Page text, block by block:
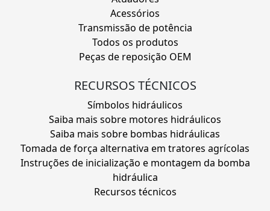
Acessórios
Transmissão de potência
Todos os produtos
Peças de reposição OEM
RECURSOS TÉCNICOS
Símbolos hidráulicos
Saiba mais sobre motores hidráulicos
Saiba mais sobre bombas hidráulicas
Tomada de força alternativa em tratores agrícolas
Instruções de inicialização e montagem da bomba
hidráulica
Recursos técnicos